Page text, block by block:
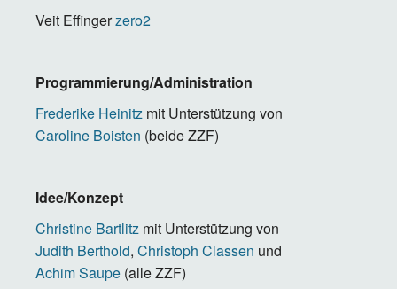
Veit Effingerzero2
Programmierung/Administration
Frederike Heinitz mit Unterstützung von
Caroline Boisten (beide ZZF)
Idee/Konzept
Christine Bartlitz mit Unterstützung von
Judith Berthold, Christoph Classen und
Achim Saupe (alle ZZF)